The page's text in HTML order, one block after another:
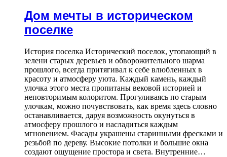
Дом мечты в историческом
поселке
История поселка Исторический поселок, утопающий в
зелени старых деревьев и обворожительного шарма
прошлого, всегда притягивал к себе влюбленных в
красоту и атмосферу уюта. Каждый камень, каждый
улочка этого места пропитаны вековой историей и
неповторимым колоритом. Прогуливаясь по старым
улочкам, можно почувствовать, как время здесь словно
останавливается, даруя возможность окунуться в
атмосферу прошлого и насладиться каждым
мгновением. Фасады украшены старинными фресками и
резьбой по дереву. Высокие потолки и большие окна
создают ощущение простора и света. Внутренние…